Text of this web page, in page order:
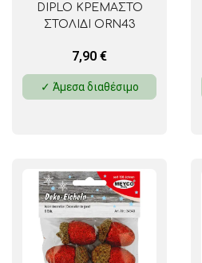
DIPLO ΚΡΕΜΑΣΤΟ
ΣΤΟΛΙΔΙ ORN43
7,90 €
✓ Άμεσα διαθέσιμο